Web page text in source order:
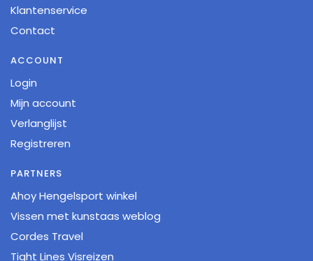
Klantenservice
Contact
ACCOUNT
Login
Mijn account
Verlanglijst
Registreren
PARTNERS
Ahoy Hengelsport winkel
Vissen met kunstaas weblog
Cordes Travel
Tight Lines Visreizen